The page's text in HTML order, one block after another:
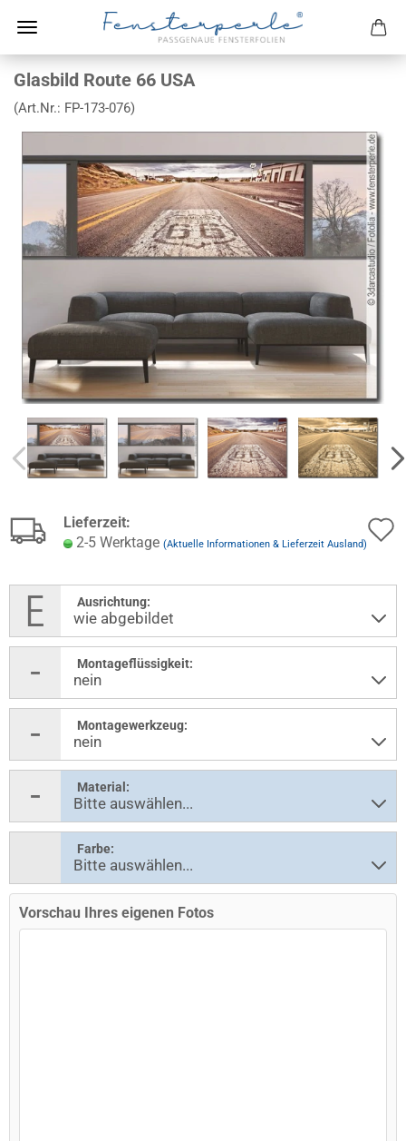
Glasbild Route 66 USA
(Art.Nr.: FP-173-076)
Lieferzeit:
2-5 Werktage (Aktuelle Informationen & Lieferzeit Ausland)
Ausrichtung:
Montageflüssigkeit:
Montagewerkzeug:
Material:
Farbe:
Vorschau Ihres eigenen Fotos